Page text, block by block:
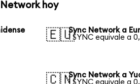
Network hoy
🇪🇺Sync Network a
1 SYNC equivale a
🇨🇳Sync Network a
1 SYNC equivale a